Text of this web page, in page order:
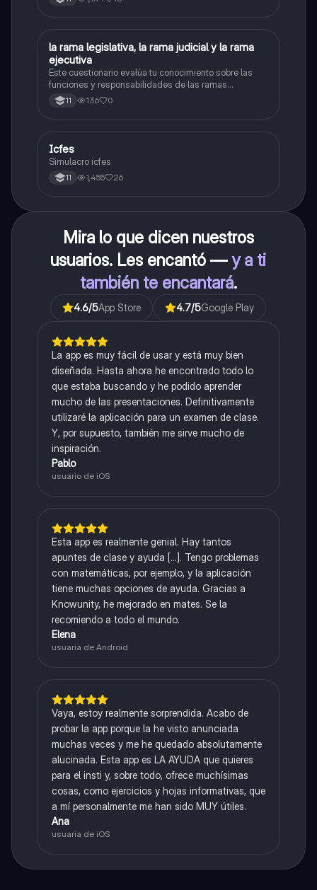
LSociales/Historia
la rama legislativa, la rama judicial y la rama
ejecutiva
Este cuestionario evalúa tu conocimiento sobre las
funciones y responsabilidades de las ramas
legislativa, judicial y ejecutiva.
11 136 0
ICFES: Sociales y Ciudadanas
Icfes
Simulacro icfes
11 1,455 26
Mira lo que dicen nuestros
usuarios. Les encantó —y a ti
también te encantará.
4.6/5App Store 4.7/5Google Play
La app es muy fácil de usar y está muy bien
diseñada. Hasta ahora he encontrado todo lo
que estaba buscando y he podido aprender
mucho de las presentaciones. Definitivamente
utilizaré la aplicación para un examen de clase.
Y, por supuesto, también me sirve mucho de
inspiración.
Pablo
usuario de iOS
Esta app es realmente genial. Hay tantos
apuntes de clase y ayuda [...]. Tengo problemas
con matemáticas, por ejemplo, y la aplicación
tiene muchas opciones de ayuda. Gracias a
Knowunity, he mejorado en mates. Se la
recomiendo a todo el mundo.
Elena
usuaria de Android
Vaya, estoy realmente sorprendida. Acabo de
probar la app porque la he visto anunciada
muchas veces y me he quedado absolutamente
alucinada. Esta app es LA AYUDA que quieres
para el insti y, sobre todo, ofrece muchísimas
cosas, como ejercicios y hojas informativas, que
a mí personalmente me han sido MUY útiles.
Ana
usuaria de iOS